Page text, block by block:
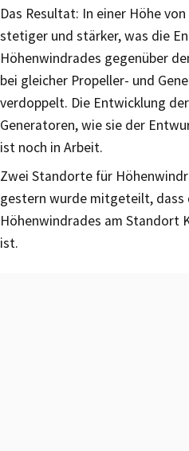
Das Resultat: In einer Höhe
stetiger und stärker, was die
Höhenwindrades gegenüber
bei gleicher Propeller- und
verdoppelt. Die Entwicklung
Generatoren, wie sie der
ist noch in Arbeit.
Zwei Standorte für
gestern wurde mitgeteilt, dass
Höhenwindrades am
ist.